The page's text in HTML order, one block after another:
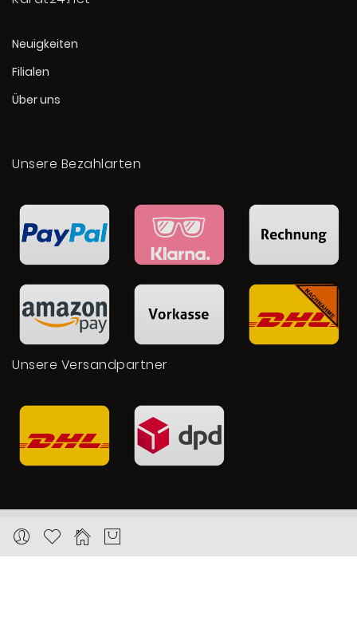
Neuigkeiten
Filialen
Über uns
Unsere Bezahlarten
Unsere Versandpartner
Copyright © 2026 Karat24.net